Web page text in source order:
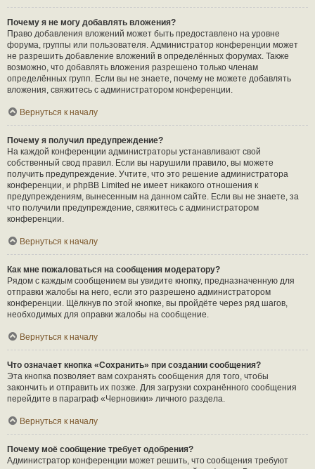
Почему я не могу добавлять вложения?
Право добавления вложений может быть предоставлено на уровне
форума, группы или пользователя. Администратор конференции может
не разрешить добавление вложений в определённых форумах. Также
возможно, что добавлять вложения разрешено только членам
определённых групп. Если вы не знаете, почему не можете добавлять
вложения, свяжитесь с администратором конференции.
Вернуться к началу
Почему я получил предупреждение?
На каждой конференции администраторы устанавливают свой
собственный свод правил. Если вы нарушили правило, вы можете
получить предупреждение. Учтите, что это решение администратора
конференции, и phpBB Limited не имеет никакого отношения к
предупреждениям, вынесенным на данном сайте. Если вы не знаете, за
что получили предупреждение, свяжитесь с администратором
конференции.
Вернуться к началу
Как мне пожаловаться на сообщения модератору?
Рядом с каждым сообщением вы увидите кнопку, предназначенную для
отправки жалобы на него, если это разрешено администратором
конференции. Щёлкнув по этой кнопке, вы пройдёте через ряд шагов,
необходимых для оправки жалобы на сообщение.
Вернуться к началу
Что означает кнопка «Сохранить» при создании сообщения?
Эта кнопка позволяет вам сохранять сообщения для того, чтобы
закончить и отправить их позже. Для загрузки сохранённого сообщения
перейдите в параграф «Черновики» личного раздела.
Вернуться к началу
Почему моё сообщение требует одобрения?
Администратор конференции может решить, что сообщения требуют